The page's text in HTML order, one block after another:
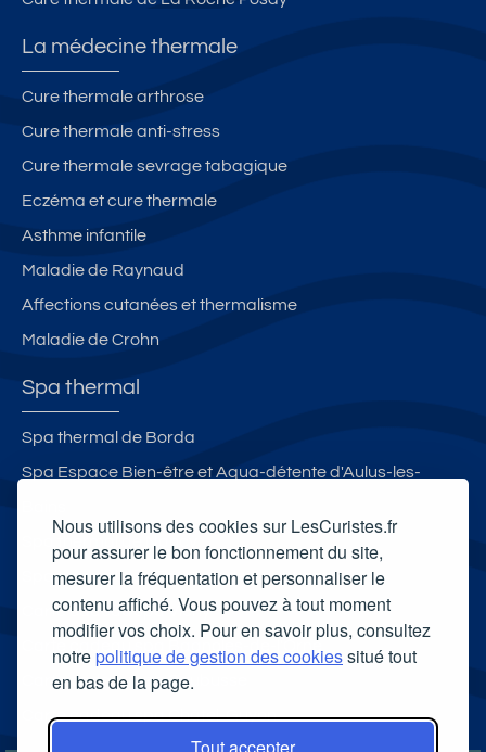
Nous utilisons des cookies sur LesCuristes.fr
pour assurer le bon fonctionnement du site,
mesurer la fréquentation et personnaliser le
contenu affiché. Vous pouvez à tout moment
modifier vos choix. Pour en savoir plus, consultez
notrepolitique de gestion des cookiessitué tout
en bas de la page.
La médecine thermale
Cure thermale arthrose
Cure thermale anti-stress
Cure thermale sevrage tabagique
Eczéma et cure thermale
Asthme infantile
Maladie de Raynaud
Affections cutanées et thermalisme
Maladie de Crohn
Spa thermal
Spa thermal de Borda
Spa Espace Bien-être et Aqua-détente d'Aulus-les-
Spa thermal des Thermes de Saubusse
Carte cadeau spa Vichy
Carte cadeau spa Bagnoles-de-l'Orne
Carte cadeau spa Saubusse
Carte cadeau spa Châtel-Guyon